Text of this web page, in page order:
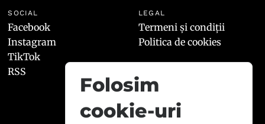
SOCIAL
Facebook
Instagram
TikTok
RSS
LEGAL
Termeni și condiții
Politica de cookies
Folosim
cookie-uri